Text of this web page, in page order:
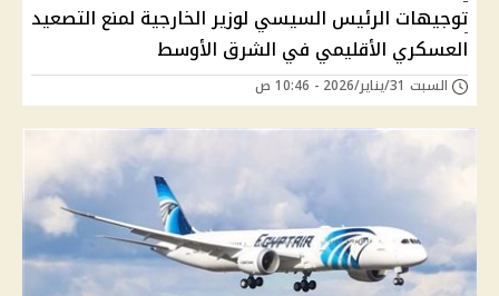
توجيهات الرئيس السيسي لوزير الخارجية لمنع التصعيد
العسكري الأقليمي في الشرق الأوسط
السبت 31/يناير/2026 - 10:46 ص